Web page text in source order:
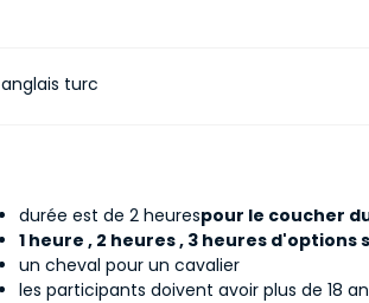
anglais turc
durée est de 2 heurespour le coucher
1 heure , 2 heures , 3 heures d'options
un cheval pour un cavalier
les participants doivent avoir plus de 18